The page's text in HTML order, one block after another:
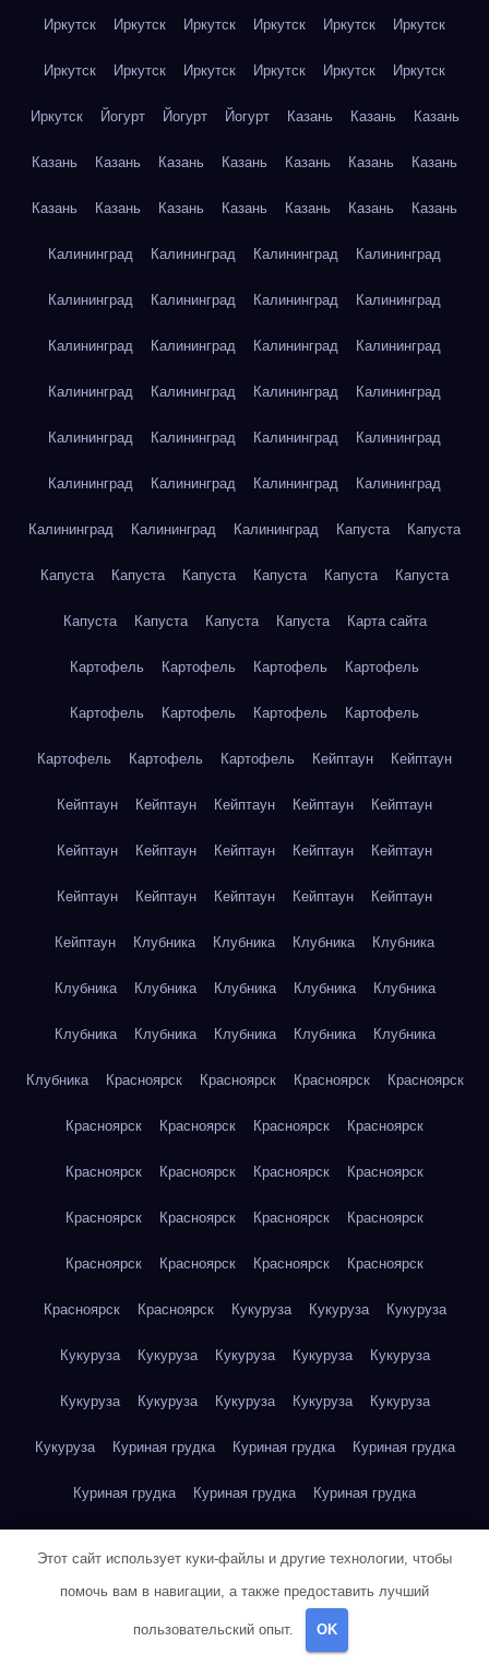
Иркутск Иркутск Иркутск Иркутск Иркутск Иркутск
Иркутск Иркутск Иркутск Иркутск Иркутск Иркутск
Иркутск Йогурт Йогурт Йогурт Казань Казань Казань
Казань Казань Казань Казань Казань Казань Казань
Казань Казань Казань Казань Казань Казань Казань
Калининград Калининград Калининград Калининград
Калининград Калининград Калининград Калининград
Калининград Калининград Калининград Калининград
Калининград Калининград Калининград Калининград
Калининград Калининград Калининград Калининград
Калининград Калининград Калининград Калининград
Калининград Калининград Калининград Капуста Капуста
Капуста Капуста Капуста Капуста Капуста Капуста
Капуста Капуста Капуста Капуста Карта сайта
Картофель Картофель Картофель Картофель
Картофель Картофель Картофель Картофель
Картофель Картофель Картофель Кейптаун Кейптаун
Кейптаун Кейптаун Кейптаун Кейптаун Кейптаун
Кейптаун Кейптаун Кейптаун Кейптаун Кейптаун
Кейптаун Кейптаун Кейптаун Кейптаун Кейптаун
Кейптаун Клубника Клубника Клубника Клубника
Клубника Клубника Клубника Клубника Клубника
Клубника Клубника Клубника Клубника Клубника
Клубника Красноярск Красноярск Красноярск Красноярск
Красноярск Красноярск Красноярск Красноярск
Красноярск Красноярск Красноярск Красноярск
Красноярск Красноярск Красноярск Красноярск
Красноярск Красноярск Красноярск Красноярск
Красноярск Красноярск Кукуруза Кукуруза Кукуруза
Кукуруза Кукуруза Кукуруза Кукуруза Кукуруза
Кукуруза Кукуруза Кукуруза Кукуруза Кукуруза
Кукуруза Куриная грудка Куриная грудка Куриная грудка
Куриная грудка Куриная грудка Куриная грудка
Куриная грудка Куриная грудка Куриная грудка
Куриная грудка Куриная грудка Куриная грудка
Этот сайт использует куки-файлы и другие технологии, чтобы
помочь вам в навигации, а также предоставить лучший
пользовательский опыт. OK